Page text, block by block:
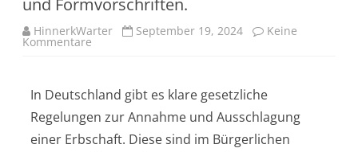
und Formvorschriften.
HinnerkWarter September 19, 2024 Keine
Kommentare
In Deutschland gibt es klare gesetzliche
Regelungen zur Annahme und Ausschlagung
einer Erbschaft. Diese sind im Bürgerlichen